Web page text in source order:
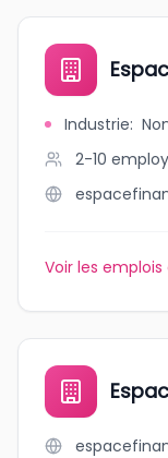
Industrie:
2-10
Voir les